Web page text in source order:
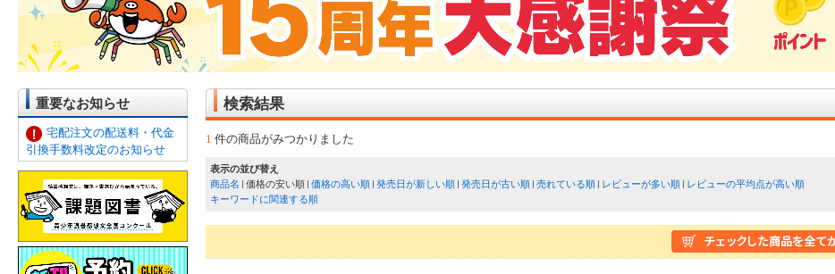
重要なお知らせ
宅配注文の配送料・代金
引換手数料改定のお知らせ
検索結果
1 件の商品がみつかりました
表示の並び替え
商品名
価格の安い順 価格の高い順 発売日が新しい順 発売日が古い順 売れている順 レビューが多い順
レビューの平均点が高い順
キーワードに関連する順